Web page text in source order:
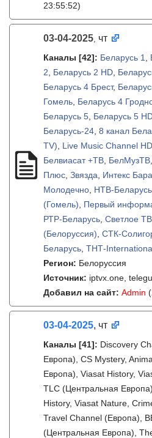
23:55:52)
03-04-2025, чт
Каналы [42]: Беларусь 1
2
Беларусь 2 HD
Беларусь 4 Брест,
Гомель Беларусь 4
Беларусь 5 Беларусь 5
Беларусь-24 8 канал
TV)
Live Music Channel HD
Белвиасат +ТВ БелМузТВ
Плюс Звязда Интекс
Молодечно НТВ-Беларусь
(Гомель)
Первый
РТР-Беларусь Светлое ТВ
(Белоруссия) СТК-
Беларусь ТНТ-
Регион: Белоруссия
Источник: iptvx.one,
Добавил на сайт: Admin
03-04-2025, чт
Каналы [41]: Discovery
Европа), CS Mystery,
Европа), Viasat History,
TLC (Центральная
History, Viasat Nature,
Travel Channel (Европа),
(Центральная Европа),